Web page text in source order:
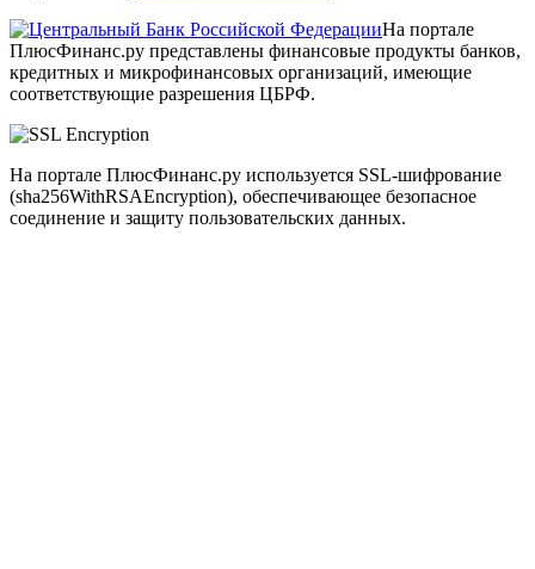
На портале
ПлюсФинанс.ру представлены финансовые продукты банков,
кредитных и микрофинансовых организаций, имеющие
соответствующие разрешения ЦБРФ.
На портале ПлюсФинанс.ру используется SSL-шифрование
(sha256WithRSAEncryption), обеспечивающее безопасное
соединение и защиту пользовательских данных.